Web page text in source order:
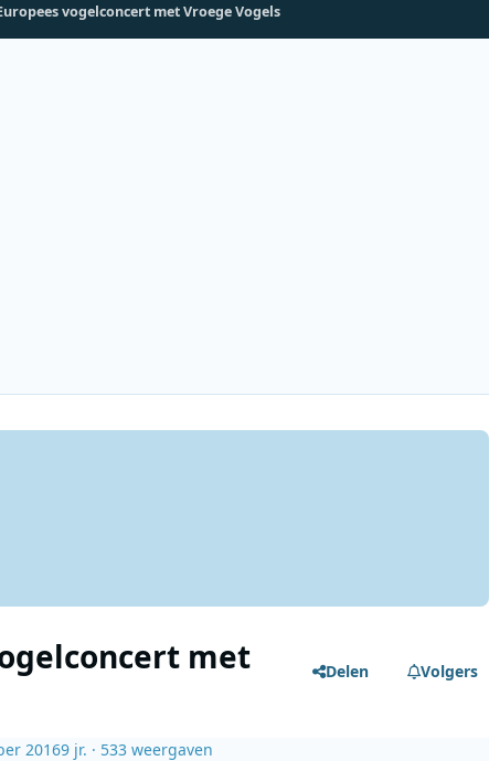
vogelconcert met Vroege Vogels
met Delen Volgers
20169 jr. · 533 weergaven